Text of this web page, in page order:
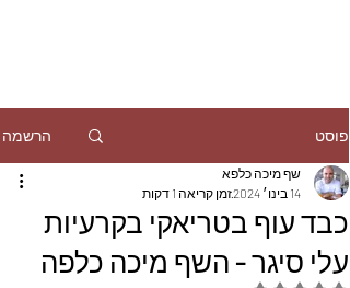
פוסט הרשמה
כבד עוף בטריאקי בקרעיות
עלי סיגר - השף מיכה כלפה
שף מיכה כלפא
14 בינו׳ 2024
זמן קריאה 1 דקות